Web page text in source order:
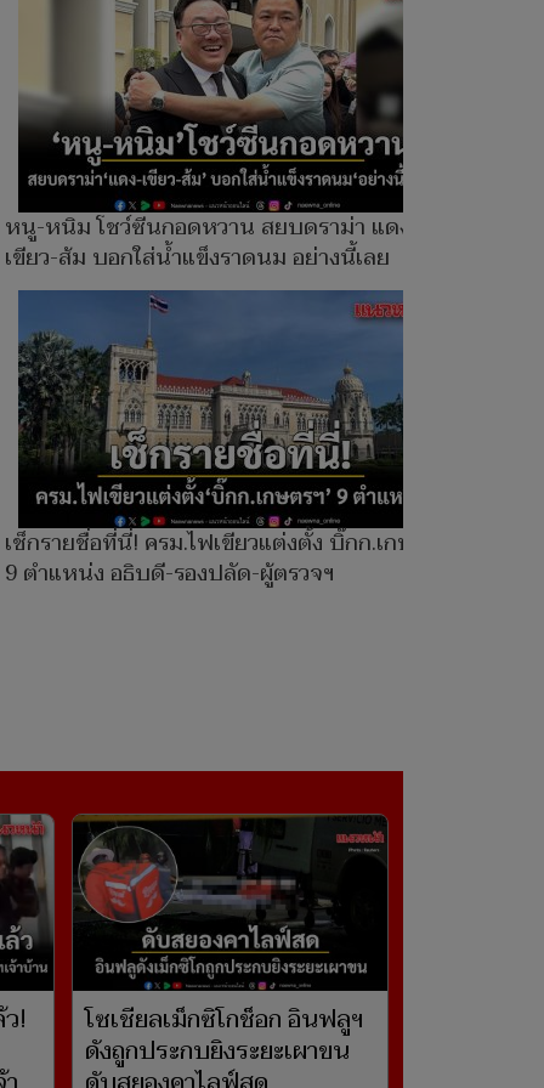
หนู-หนิม โชว์ซีนกอดหวาน สยบดราม่า แดง-
เขียว-ส้ม บอกใส่น้ำแข็งราดนม อย่างนี้เลย
เช็กรายชื่อที่นี่! ครม.ไฟเขียวแต่งตั้ง บิ๊กก.เกษตรฯ
9 ตำแหน่ง อธิบดี-รองปลัด-ผู้ตรวจฯ
!
โซเชียลเม็กซิโกช็อก อินฟลูฯ
ดังถูกประกบยิงระยะเผาขน